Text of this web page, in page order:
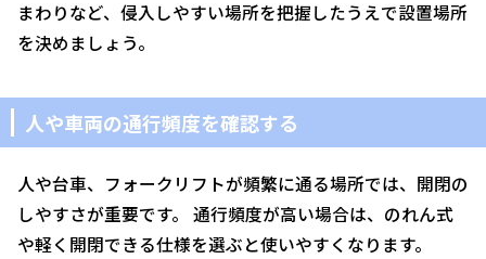
まわりなど、侵入しやすい場所を把握したうえで設置場所
を決めましょう。
人や車両の通行頻度を確認する
人や台車、フォークリフトが頻繁に通る場所では、開閉の
しやすさが重要です。 通行頻度が高い場合は、のれん式
や軽く開閉できる仕様を選ぶと使いやすくなります。